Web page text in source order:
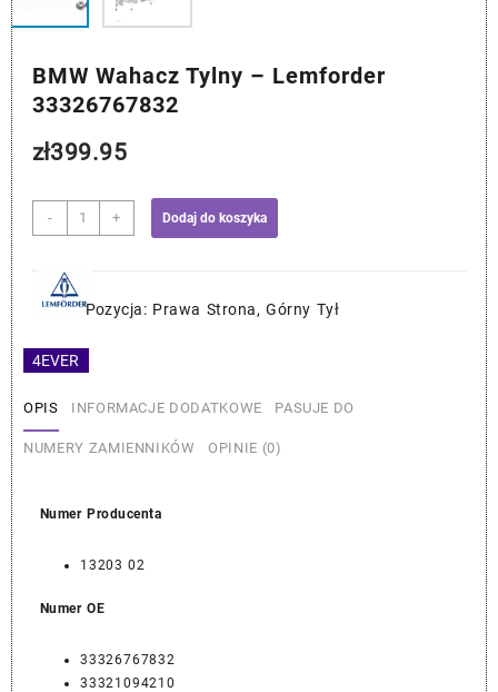
4EVER
BMW Wahacz Tylny – Lemforder
33326767832
zł399.95
-
ilość
BMW
Tylny
-
33326767832
+ Dodaj do koszyka
Pozycja: Prawa Strona, Górny Tył
OPIS INFORMACJE DODATKOWE PASUJE DO
NUMERY ZAMIENNIKÓW OPINIE (0)
Numer Producenta
13203 02
Numer OE
33326767832
33321094210